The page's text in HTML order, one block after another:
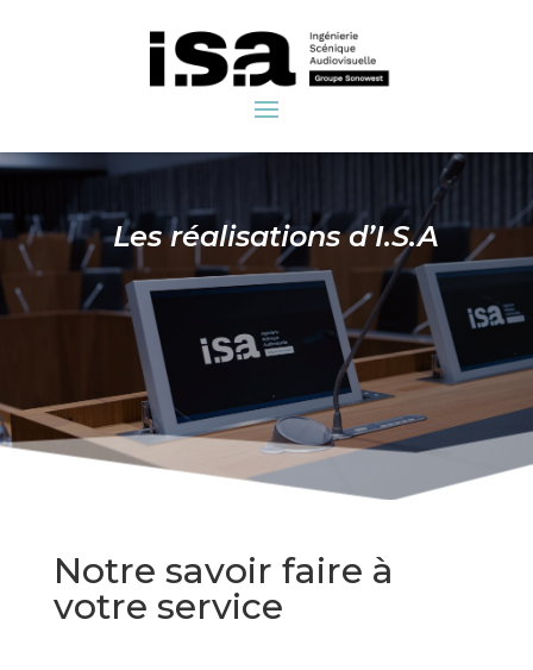
Les réalisations d’I.S.A
Notre savoir faire à
votre service